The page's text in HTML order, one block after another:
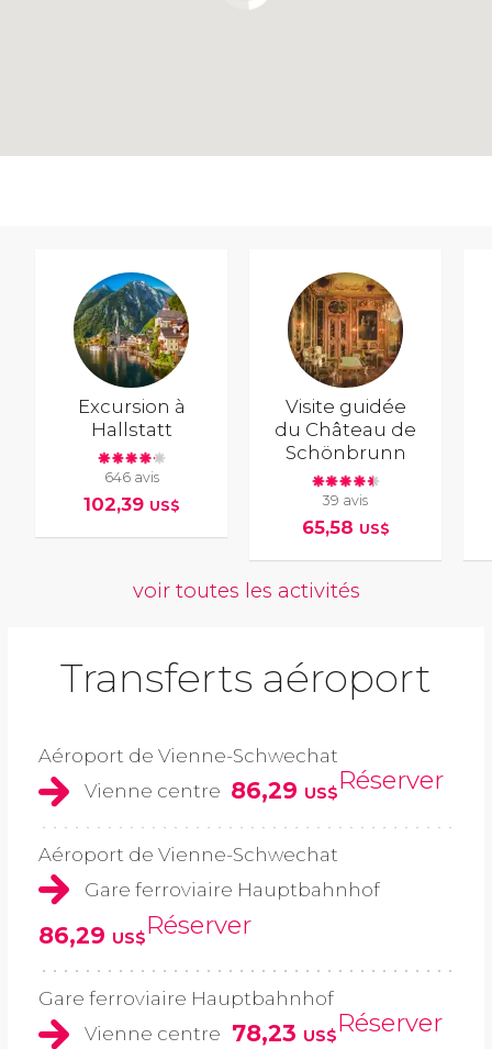
Excursion à
Hallstatt
646 avis
102,39 US$
Visite guidée
du Château de
Schönbrunn
39 avis
65,58 US$
voir toutes les activités
Transferts aéroport
Aéroport de Vienne-Schwechat
Vienne centre 86,29 US$Réserver
Aéroport de Vienne-Schwechat
Gare ferroviaire Hauptbahnhof
86,29 US$Réserver
Gare ferroviaire Hauptbahnhof
Vienne centre 78,23 US$Réserver